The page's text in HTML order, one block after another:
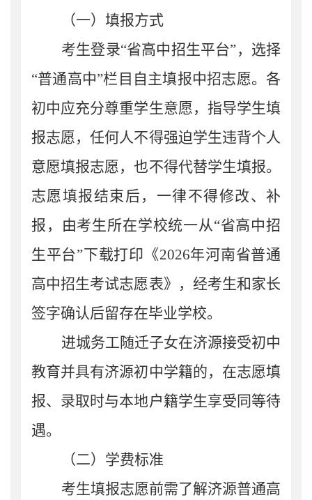
（一）填报方式
考生登录“省高中招生平台”，选择
“普通高中”栏目 自主填报中招志愿。各
初中应充分尊重学生意愿， 指导学生填
报志愿，任何人不得强迫学生违背个人
意愿填报志愿，也不得代替学生填报。
志愿填报结束后， 一律不得修改、补
报 ， 由考生所在学校统一从“省高中招
生平台”下载打印《2026年河南省普通
高中招生考试志愿表》，经考生和家长
签字确认后留存在毕业学校。
进城务工随迁子女在济源接受初中
教育并具有济源初中学籍的，在志愿填
报、录取时与本地户籍学生享受同等待
遇。
（二）学费标准
考生填报志愿前需了解济源普通高